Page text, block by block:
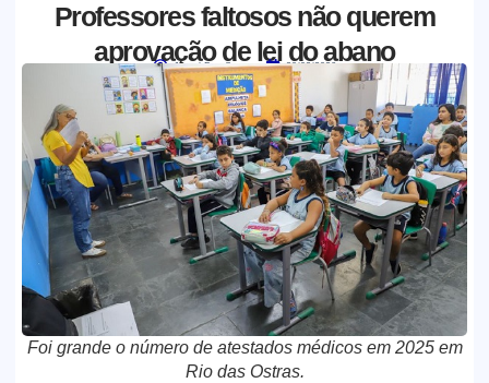
Professores faltosos não querem
aprovação de lei do abano
Jornal Boa Semente 20/02/2026
Foi grande o número de atestados médicos em 2025 em
Rio das Ostras.